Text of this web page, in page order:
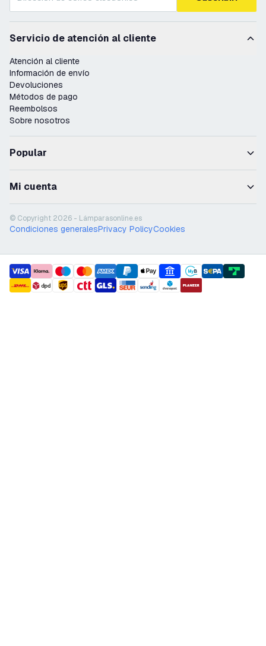
Servicio de atención al cliente
Atención al cliente
Información de envío
Devoluciones
Métodos de pago
Reembolsos
Sobre nosotros
Popular
Mi cuenta
© Copyright 2026 - Lámparasonline.es
Condiciones generalesPrivacy PolicyCookies
payment methods
shipment methods